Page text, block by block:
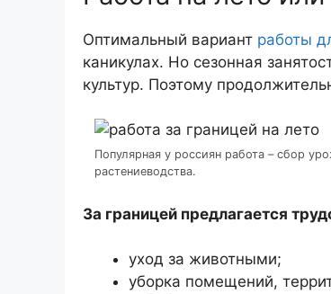
Оптимальный вариант работы
каникулах. Но сезонная
культур. Поэтому
Популярная у россиян работа – сбор
растениеводства.
За границей предлагается
уход за животными;
уборка помещений,